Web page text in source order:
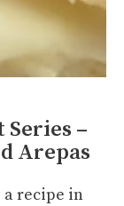
Series –
Arepas
a recipe in